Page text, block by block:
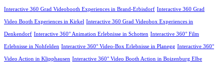
Interactive 360 Grad Videobooth Experiences in Brand-Erbisdorf Interactive 360 Grad
Video Booth Experiences in Kirkel Interactive 360 Grad Videobox Experiences in
Denkendorf Interactive 360° Animation Erlebnisse in Schotten Interactive 360° Film
Erlebnisse in Nohfelden Interactive 360° Video-Box Erlebnisse in Planegg Interactive 360°
Video Action in Klipphausen Interactive 360° Video Booth Action in Boizenburg Elbe